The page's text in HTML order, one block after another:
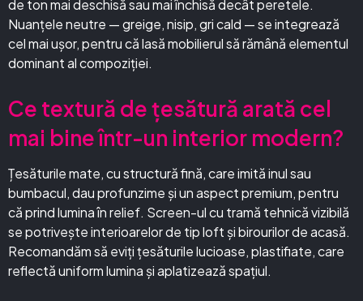
de ton mai deschisă sau mai închisă decât peretele.
Nuanțele neutre — greige, nisip, gri cald — se integrează
cel mai ușor, pentru că lasă mobilierul să rămână elementul
dominant al compoziției.
Ce textură de țesătură arată cel
mai bine într-un interior modern?
Țesăturile mate, cu structură fină, care imită inul sau
bumbacul, dau profunzime și un aspect premium, pentru
că prind lumina în relief. Screen-ul cu tramă tehnică vizibilă
se potrivește interioarelor de tip loft și birourilor de acasă.
Recomandăm să eviți țesăturile lucioase, plastifiate, care
reflectă uniform lumina și aplatizează spațiul.